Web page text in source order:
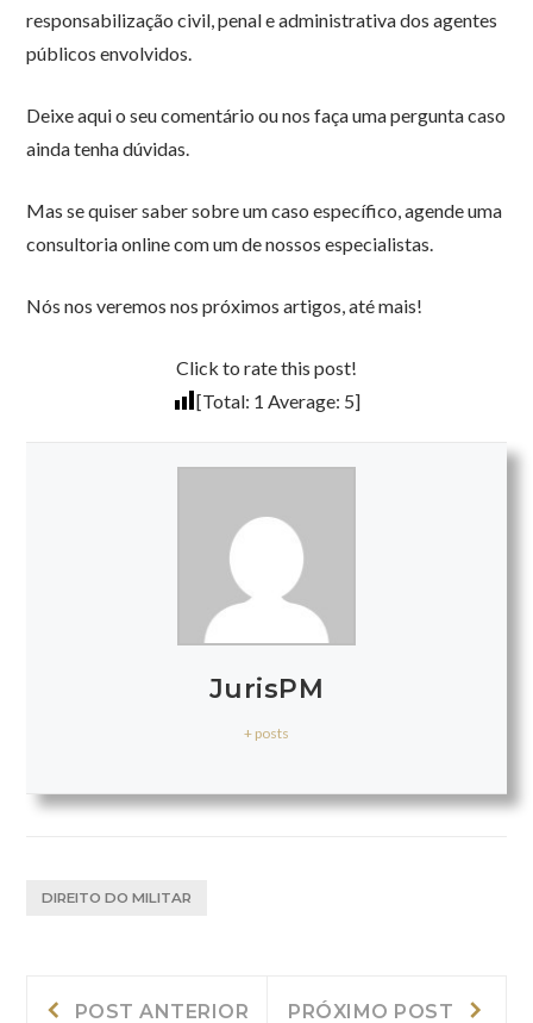
responsabilização civil, penal e administrativa dos agentes
públicos envolvidos.
Deixe aqui o seu comentário ou nos faça uma pergunta caso
ainda tenha dúvidas.
Mas se quiser saber sobre um caso específico, agende uma
consultoria online com um de nossos especialistas.
Nós nos veremos nos próximos artigos, até mais!
Click to rate this post!
[Total: 1 Average: 5]
JurisPM
+ posts
DIREITO DO MILITAR
Navegação
POST ANTERIOR PRÓXIMO POST